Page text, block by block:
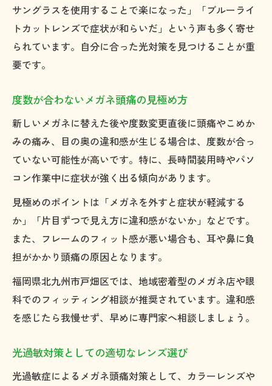
サングラスを使用することで楽になった」「ブルーライ
トカットレンズで症状が和らいだ」という声も多く寄せ
られています。自分に合った光対策を見つけることが重
要です。
度数が合わないメガネ頭痛の見極め方
新しいメガネに替えた後や度数変更直後に頭痛やこめか
みの痛み、目の奥の違和感が生じる場合は、度数が合っ
ていない可能性が高いです。特に、長時間装用時やパソ
コン作業中に症状が強く出る傾向があります。
見極めのポイントは「メガネを外すと症状が軽減する
か」「片目ずつで見え方に違和感がないか」などです。
また、フレームのフィット感が悪い場合も、耳や鼻に負
担がかかり頭痛の原因となります。
福岡県北九州市戸畑区では、地域密着型のメガネ店や眼
科でのフィッティング相談が推奨されています。違和感
を感じたら我慢せず、早めに専門家へ相談しましょう。
光過敏対策としての適切なレンズ選び
光過敏症によるメガネ頭痛対策として、カラーレンズや